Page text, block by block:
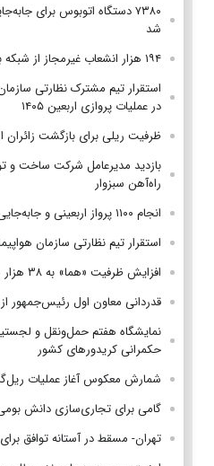
۷۳۸۰ دستگاه اتوبوس برای
شد
۱۹۴ هزار انشعاب غیرمجاز از شبکه برق جمع‌آوری شد
استقرار تیم مشترک نظارتی
در عملیات پروازی اربعین ۱۴۰۵
ظرفیت ریلی برای بازگشت زائران
بازدید مدیرعامل شرکت ساخت و
راه‌آهن سبزوار
انجام ۱۱۰۰ پرواز اربعینی و جابه‌جایی ۱۴۱ هزار زائر تا ۱۲ مرداد
استقرار تیم‌ نظارتی سازمان
افزایش ظرفیت «هما» به ۳۸ هزار صندلی در اربعین ۱۴۰۵
قدردانی معاون اول رئیس‌جمهور
نمایشگاه هفتم حمل‌ونقل و
حکمرانی کریدورهای کشور
شمارش معکوس آغاز عملیات
گامی برای تجاری‌سازی دانش
تهران- مسقط در آستانه توافق